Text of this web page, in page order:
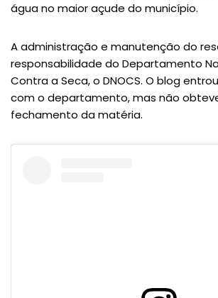
água no maior açude do município.
A administração e manutenção do
responsabilidade do Departamento
Contra a Seca, o DNOCS. O blog
com o departamento, mas não
fechamento da matéria.